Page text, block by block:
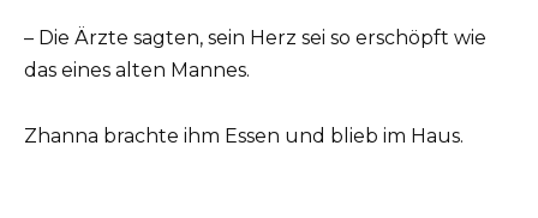
– Die Ärzte sagten, sein Herz sei so erschöpft wie
das eines alten Mannes.
Zhanna brachte ihm Essen und blieb im Haus.